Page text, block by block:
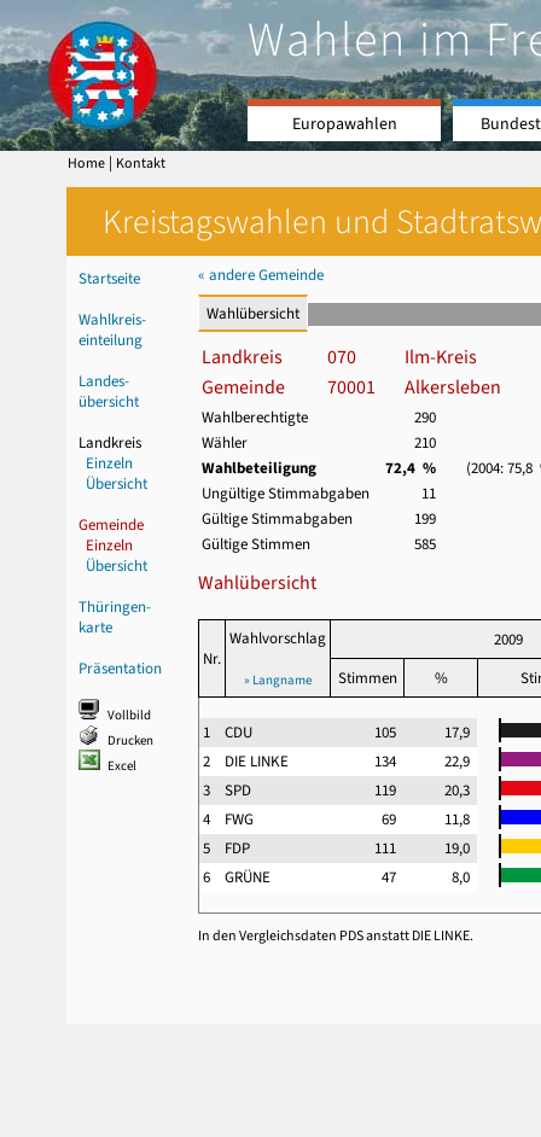
Wahlen im
Europawahlen
Home | Kontakt
Kreistagswahlen und
Startseite
Wahlkreis-
einteilung
Landes-
übersicht
Landkreis
Einzeln
Übersicht
Gemeinde
Einzeln
Übersicht
Thüringen-
karte
Präsentation
Vollbild
Drucken
Excel
« andere Gemeinde
Wahlübersicht
Landkreis 070
Ilm-Kreis
Gemeinde
70001 Alkersleben
Wahlberechtigte
290
Wähler
210
Wahlbeteiligung
72,4 %
(2004: 75,8
Ungültige Stimmabgaben
11
Gültige Stimmabgaben
199
Gültige Stimmen
585
Wahlübersicht
Nr.
Wahlvorschlag
» Langname
2009
Stimmen
%
1 CDU 105
17,9
2 DIE LINKE 134
22,9
3 SPD 119
20,3
4 FWG 69
11,8
5 FDP 111
19,0
6 GRÜNE 47 8,0
In den Vergleichsdaten PDS anstatt DIE LINKE.